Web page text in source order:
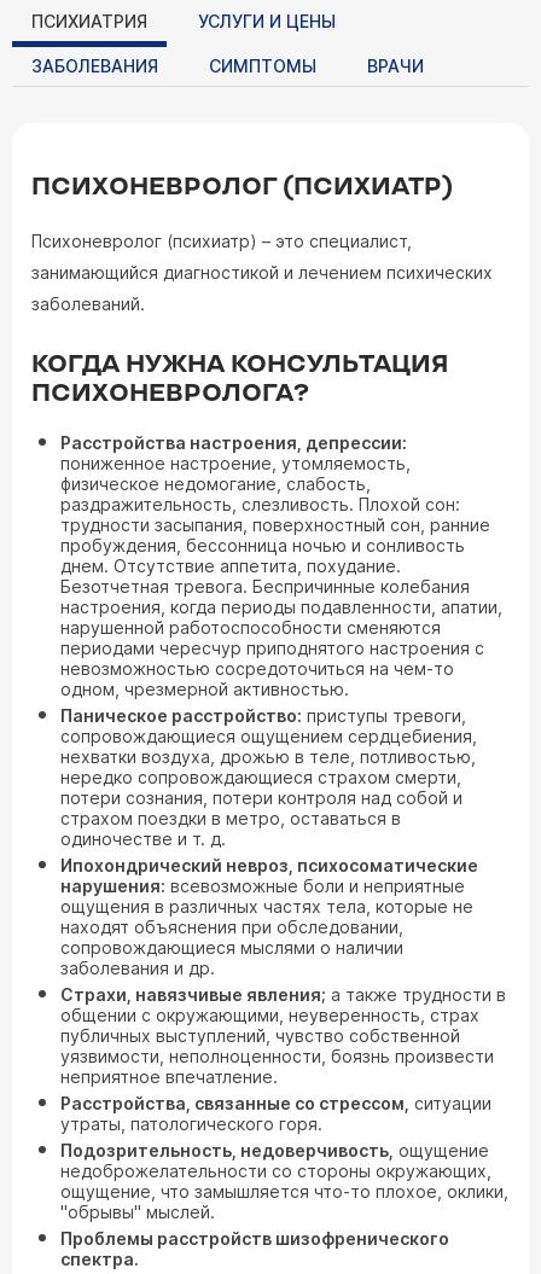
ПСИХИАТРИЯ УСЛУГИ И ЦЕНЫ
ЗАБОЛЕВАНИЯ СИМПТОМЫ ВРАЧИ
ПСИХОНЕВРОЛОГ (ПСИХИАТР)
Психоневролог (психиатр) – это специалист,
занимающийся диагностикой и лечением психических
заболеваний.
КОГДА НУЖНА КОНСУЛЬТАЦИЯ
ПСИХОНЕВРОЛОГА?
Расстройства настроения, депрессии:
пониженное настроение, утомляемость,
физическое недомогание, слабость,
раздражительность, слезливость. Плохой сон:
трудности засыпания, поверхностный сон, ранние
пробуждения, бессонница ночью и сонливость
днем. Отсутствие аппетита, похудание.
Безотчетная тревога. Беспричинные колебания
настроения, когда периоды подавленности, апатии,
нарушенной работоспособности сменяются
периодами чересчур приподнятого настроения с
невозможностью сосредоточиться на чем-то
одном, чрезмерной активностью.
Паническое расстройство: приступы тревоги,
сопровождающиеся ощущением сердцебиения,
нехватки воздуха, дрожью в теле, потливостью,
нередко сопровождающиеся страхом смерти,
потери сознания, потери контроля над собой и
страхом поездки в метро, оставаться в
одиночестве и т. д.
Ипохондрический невроз, психосоматические
нарушения: всевозможные боли и неприятные
ощущения в различных частях тела, которые не
находят объяснения при обследовании,
сопровождающиеся мыслями о наличии
заболевания и др.
Страхи, навязчивые явления; а также трудности в
общении с окружающими, неуверенность, страх
публичных выступлений, чувство собственной
уязвимости, неполноценности, боязнь произвести
неприятное впечатление.
Расстройства, связанные со стрессом, ситуации
утраты, патологического горя.
Подозрительность, недоверчивость, ощущение
недоброжелательности со стороны окружающих,
ощущение, что замышляется что-то плохое, оклики,
"обрывы" мыслей.
Проблемы расстройств шизофренического
спектра.